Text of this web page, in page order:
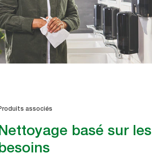
associés
basé sur les